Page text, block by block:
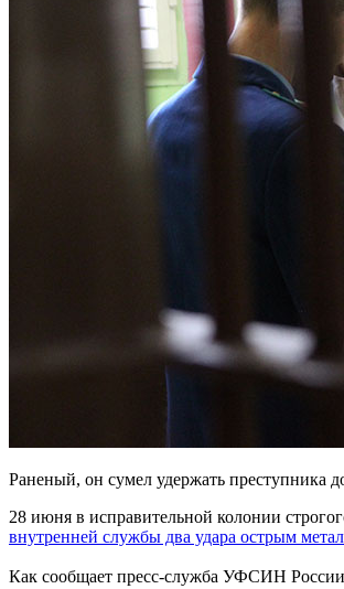
Раненый, он сумел удержать преступника
28 июня в исправительной колонии
внутренней службы два удара острым
Как сообщает пресс-служба УФСИН